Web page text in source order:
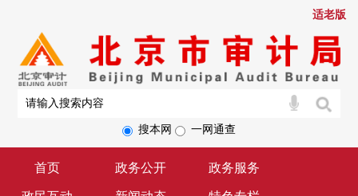
适老版
首页 政务公开 政务服务
搜本网 一网通查